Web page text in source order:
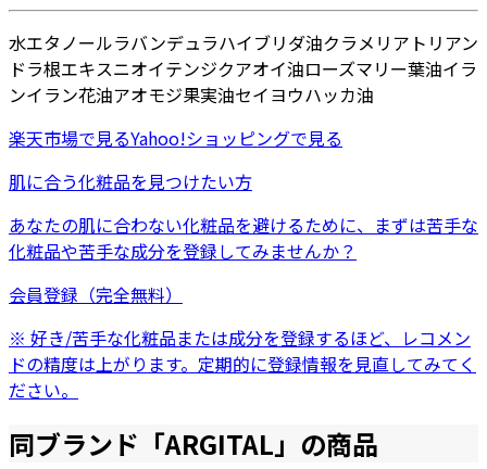
水エタノールラバンデュラハイブリダ油クラメリアトリアン
ドラ根エキスニオイテンジクアオイ油ローズマリー葉油イラ
ンイラン花油アオモジ果実油セイヨウハッカ油
楽天市場で見るYahoo!ショッピングで見る
肌に合う化粧品を見つけたい方
あなたの肌に合わない化粧品を避けるために、まずは苦手な
化粧品や苦手な成分を登録してみませんか？
会員登録（完全無料）
※ 好き/苦手な化粧品または成分を登録するほど、レコメン
ドの精度は上がります。定期的に登録情報を見直してみてく
ださい。
同ブランド「ARGITAL」の商品